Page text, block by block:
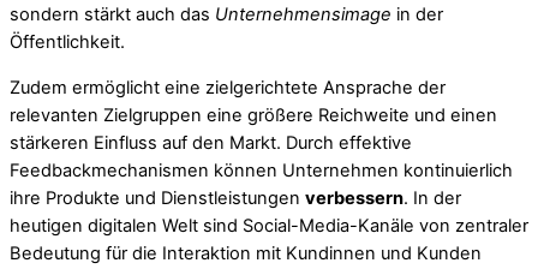
sondern stärkt auch das Unternehmensimage in der
Öffentlichkeit.
Zudem ermöglicht eine zielgerichtete Ansprache der
relevanten Zielgruppen eine größere Reichweite und einen
stärkeren Einfluss auf den Markt. Durch effektive
Feedbackmechanismen können Unternehmen kontinuierlich
ihre Produkte und Dienstleistungen verbessern. In der
heutigen digitalen Welt sind Social-Media-Kanäle von zentraler
Bedeutung für die Interaktion mit Kundinnen und Kunden